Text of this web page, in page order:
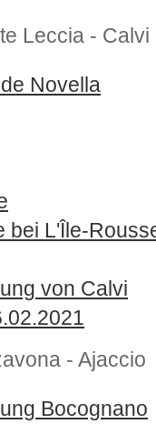
Leccia - Calvi
Novella
bei L'Île-
von Calvi
- Ajaccio
Bocognano